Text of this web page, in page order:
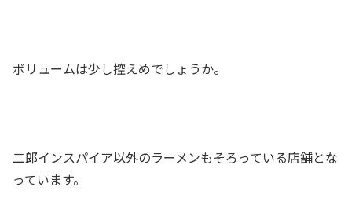
ボリュームは少し控えめでしょうか。
二郎インスパイア以外のラーメンもそろっている店舗とな
っています。